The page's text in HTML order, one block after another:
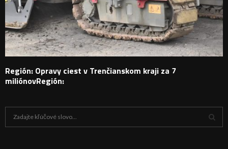
Región: Opravy ciest v Trenčianskom kraji za 7
miliónovRegión: